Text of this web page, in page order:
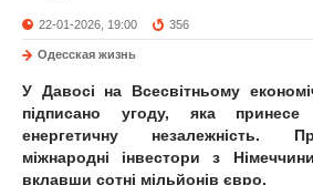
22-01-2026, 19:00 356
Одесская жизнь
У Давосі на Всесвітньому
підписано угоду, яка принесе
енергетичну незалежність.
міжнародні інвестори з
вклавши сотні мільйонів євро.